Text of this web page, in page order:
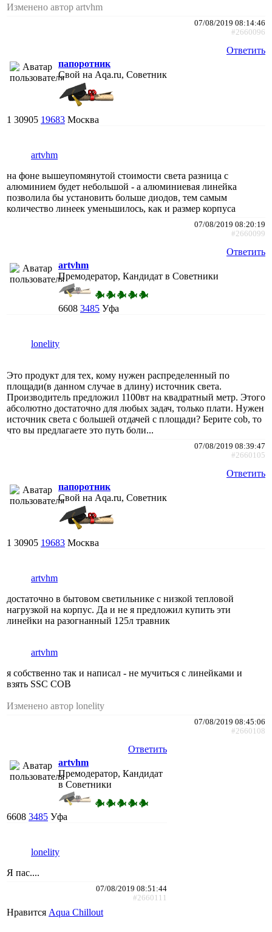
Изменено автор artvhm
07/08/2019 08:14:46
#2660096
Ответить
папоротник
Свой на Aqa.ru, Советник
1 30905 19683 Москва
artvhm
на фоне вышеупомянутой стоимости света разница с
алюминием будет небольшой - а алюминиевая линейка
позволила бы установить больше диодов, тем самым
количество линеек уменьшилось, как и размер корпуса
07/08/2019 08:20:19
#2660099
Ответить
artvhm
Премодератор, Кандидат в Советники
6608 3485 Уфа
lonelity
Это продукт для тех, кому нужен распределенный по
площади(в данном случае в длину) источник света.
Производитель предложил 1100вт на квадратный метр. Этого
абсолютно достаточно для любых задач, только плати. Нужен
источник света с большей отдачей с площади? Берите cob, то
что вы предлагаете это путь боли...
07/08/2019 08:39:47
#2660105
Ответить
папоротник
Свой на Aqa.ru, Советник
1 30905 19683 Москва
artvhm
достаточно в бытовом светильнике с низкой тепловой
нагрузкой на корпус. Да и не я предложил купить эти
линейки на разогнанный 125л травник
artvhm
я собственно так и написал - не мучиться с линейками и
взять SSC COB
Изменено автор lonelity
07/08/2019 08:45:06
#2660108
Ответить
artvhm
Премодератор, Кандидат
в Советники
6608 3485 Уфа
lonelity
Я пас....
07/08/2019 08:51:44
#2660111
Нравится Aqua Chillout